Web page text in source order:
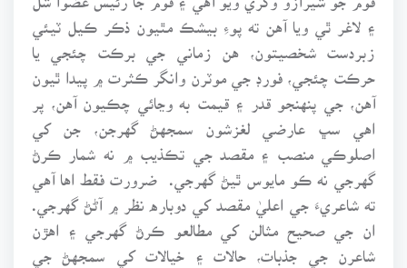
۽ لاغر ٿي ويا آهن ته پوءِ بيشڪ مٿيون ذڪر ڪيل ٽيئي
زبردست شخصيتون، هن زماني جي برڪت چئجي يا
حرڪت چئجي، فورڊ جي موٽرن وانگر ڪثرت ۾ پيدا ٿيون
آهن، جي پنهنجو قدر ۽ قيمت به وڃائي چڪيون آهن، پر
اهي سڀ عارضي لغزشون سمجهڻ گهرجن، جن کي
اصلوڪي منصب ۽ مقصد جي تڪذيب ۾ نه شمار ڪرڻ
گهرجي نه ڪو مايوس ٿيڻ گهرجي. ضرورت فقط اها آهي
ته شاعريءَ جي اعليٰ مقصد کي دوباره نظر ۾ آڻڻ گهرجي.
ان جي صحيح مثالن کي مطالعو ڪرڻ گهرجي ۽ اهڙن
شاعرن جي جذبات، حالات ۽ خيالات کي سمجهڻ جي